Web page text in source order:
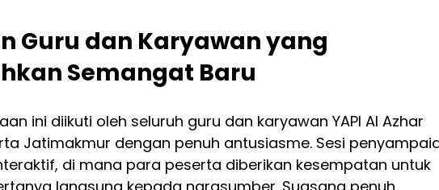
Guru dan Karyawan yang
Semangat Baru
ini diikuti oleh seluruh guru dan karyawan YAPI Al Azhar
Jatimakmur dengan penuh antusiasme. Sesi
di mana para peserta diberikan kesempatan untuk